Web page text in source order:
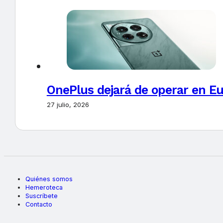
OnePlus dejará de operar en
27 julio, 2026
Quiénes somos
Hemeroteca
Suscríbete
Contacto